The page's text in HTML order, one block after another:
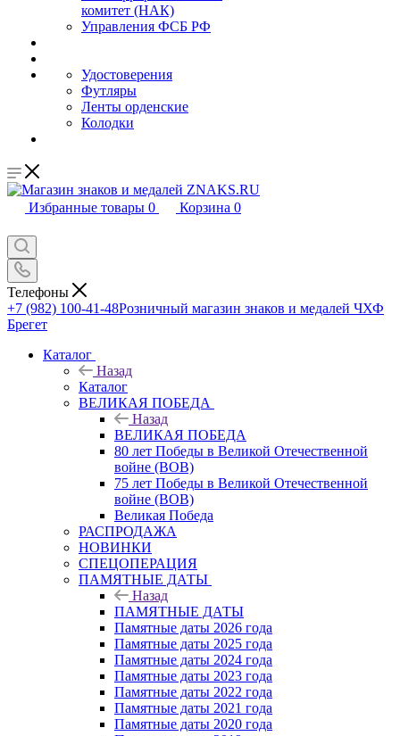
комитет (НАК)
Управления ФСБ РФ
Удостоверения
Футляры
Ленты орденские
Колодки
Избранные товары 0 Корзина 0
Телефоны
+7 (982) 100-41-48Розничный магазин знаков и медалей ЧХФ
Брегет
Каталог
Назад
Каталог
ВЕЛИКАЯ ПОБЕДА
Назад
ВЕЛИКАЯ ПОБЕДА
80 лет Победы в Великой Отечественной
войне (ВОВ)
75 лет Победы в Великой Отечественной
войне (ВОВ)
Великая Победа
РАСПРОДАЖА
НОВИНКИ
СПЕЦОПЕРАЦИЯ
ПАМЯТНЫЕ ДАТЫ
Назад
ПАМЯТНЫЕ ДАТЫ
Памятные даты 2026 года
Памятные даты 2025 года
Памятные даты 2024 года
Памятные даты 2023 года
Памятные даты 2022 года
Памятные даты 2021 года
Памятные даты 2020 года